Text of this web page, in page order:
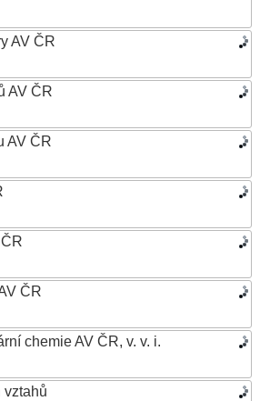
AV ČR
AV ČR
AV ČR
ČR
chemie AV ČR, v. v. i.
vztahů